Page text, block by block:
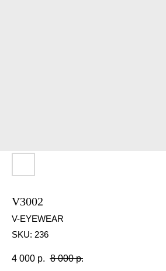
V3002
V-EYEWEAR
SKU: 236
4 000 р. 8 000 р.